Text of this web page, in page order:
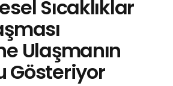
Sıcaklıklar
Ulaşmanın
Gösteriyor